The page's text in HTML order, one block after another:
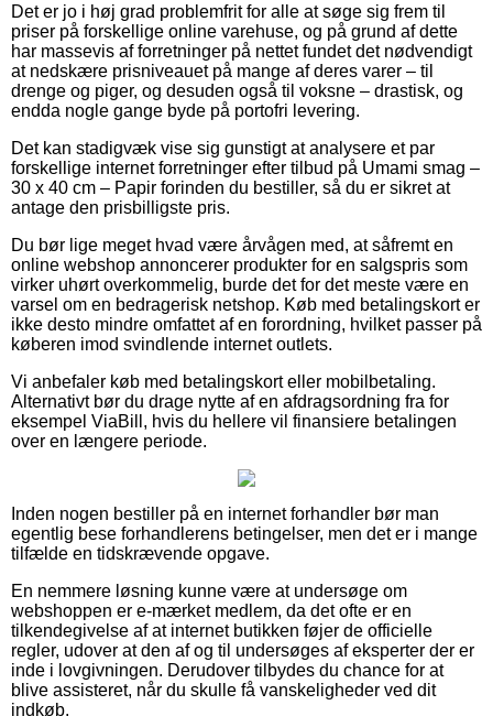
Det er jo i høj grad problemfrit for alle at søge sig frem til
priser på forskellige online varehuse, og på grund af dette
har massevis af forretninger på nettet fundet det nødvendigt
at nedskære prisniveauet på mange af deres varer – til
drenge og piger, og desuden også til voksne – drastisk, og
endda nogle gange byde på portofri levering.
Det kan stadigvæk vise sig gunstigt at analysere et par
forskellige internet forretninger efter tilbud på Umami smag –
30 x 40 cm – Papir forinden du bestiller, så du er sikret at
antage den prisbilligste pris.
Du bør lige meget hvad være årvågen med, at såfremt en
online webshop annoncerer produkter for en salgspris som
virker uhørt overkommelig, burde det for det meste være en
varsel om en bedragerisk netshop. Køb med betalingskort er
ikke desto mindre omfattet af en forordning, hvilket passer på
køberen imod svindlende internet outlets.
Vi anbefaler køb med betalingskort eller mobilbetaling.
Alternativt bør du drage nytte af en afdragsordning fra for
eksempel ViaBill, hvis du hellere vil finansiere betalingen
over en længere periode.
Inden nogen bestiller på en internet forhandler bør man
egentlig bese forhandlerens betingelser, men det er i mange
tilfælde en tidskrævende opgave.
En nemmere løsning kunne være at undersøge om
webshoppen er e-mærket medlem, da det ofte er en
tilkendegivelse af at internet butikken føjer de officielle
regler, udover at den af og til undersøges af eksperter der er
inde i lovgivningen. Derudover tilbydes du chance for at
blive assisteret, når du skulle få vanskeligheder ved dit
indkøb.